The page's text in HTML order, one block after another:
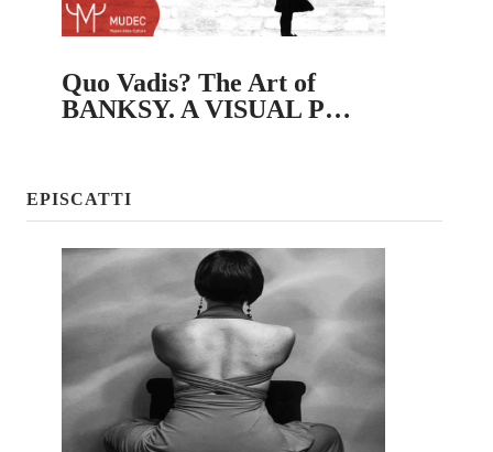
Quo Vadis? The Art of
BANKSY. A VISUAL P…
EPISCATTI